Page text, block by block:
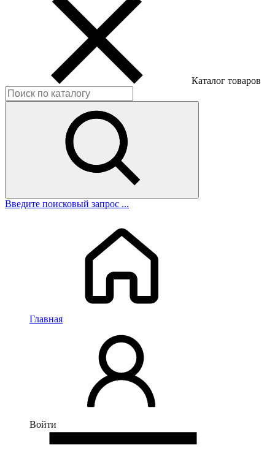
Каталог товаров
Введите поисковый запрос ...
Главная
Войти